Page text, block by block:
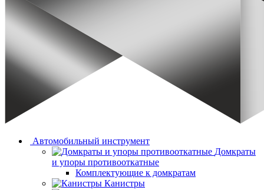
Автомобильный инструмент
Домкраты
и упоры противооткатные
Комплектующие к домкратам
Канистры